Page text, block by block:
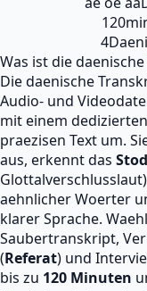
4
Was ist die
Die daenische
Audio- und
mit einem
praezisen Text um.
aus, erkennt das Stod
aehnlicher Woerter
klarer Sprache.
Saubertranskript,
(Referat) und
bis zu 120 Minuten